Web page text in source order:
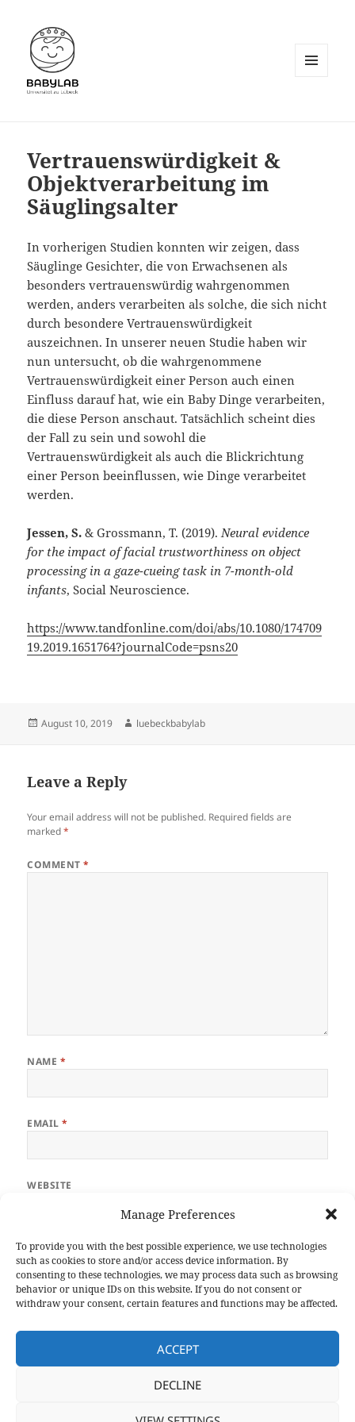
Manage Preferences
To provide you with the best possible experience, we use technologies
such as cookies to store and/or access device information. By
consenting to these technologies, we may process data such as browsing
behavior or unique IDs on this website. If you do not consent or
withdraw your consent, certain features and functions may be affected.
ACCEPT
DECLINE
Vertrauenswürdigkeit &
Objektverarbeitung im
Säuglingsalter
In vorherigen Studien konnten wir zeigen, dass
Säuglinge Gesichter, die von Erwachsenen als
besonders vertrauenswürdig wahrgenommen
werden, anders verarbeiten als solche, die sich nicht
durch besondere Vertrauenswürdigkeit
auszeichnen. In unserer neuen Studie haben wir
nun untersucht, ob die wahrgenommene
Vertrauenswürdigkeit einer Person auch einen
Einfluss darauf hat, wie ein Baby Dinge verarbeiten,
die diese Person anschaut. Tatsächlich scheint dies
der Fall zu sein und sowohl die
Vertrauenswürdigkeit als auch die Blickrichtung
einer Person beeinflussen, wie Dinge verarbeitet
werden.
Jessen, S.& Grossmann, T. (2019).Neural evidence
for the impact of facial trustworthiness on object
processing in a gaze-cueing task in 7-month-old
infants, Social Neuroscience.
https://www.tandfonline.com/doi/abs/10.1080/174709
19.2019.1651764?journalCode=psns20
Posted
August 10, 2019 Author
luebeckbabylab
Leave a Reply
Your email address will not be published. Required fields are
marked*
COMMENT*
NAME *
EMAIL*
WEBSITE
Post
Previous
Kognitive Kontrolle, Motivation, und der
Wie reagiert das Babygehirn auf bewegte